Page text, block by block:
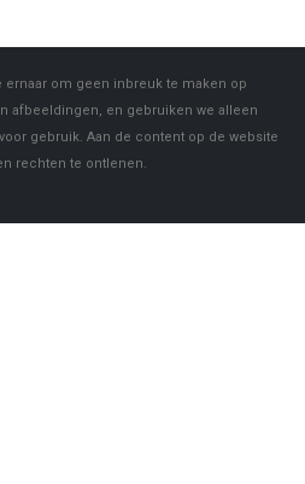
ernaar om geen inbreuk te maken op
afbeeldingen, en gebruiken we alleen
gebruik. Aan de content op de website
rechten te ontlenen.